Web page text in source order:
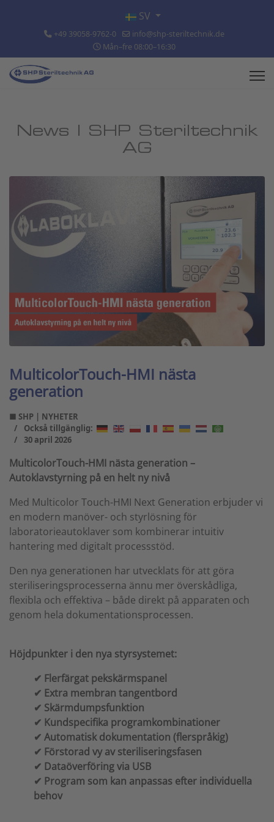
Välj ditt språk
SV
+49 39058-9762-0
info@shp-steriltechnik.de
Mån–fre 08:00–16:30
News | SHP Steriltechnik
AG
MulticolorTouch-HMI nästa
generation
■ SHP | NYHETER
Också tillgänglig:
30 april 2026
MulticolorTouch-HMI nästa generation –
Autoklavstyrning på en helt ny nivå
Med Multicolor Touch-HMI Next Generation erbjuder vi
en modern manöver- och styrlösning för
laboratorieautoklaver som kombinerar intuitiv
hantering med digitalt processstöd.
Den nya generationen har utvecklats för att göra
steriliseringsprocesserna ännu mer överskådliga,
flexibla och effektiva – både direkt på apparaten och
genom hela dokumentationsprocessen.
Höjdpunkter i den nya styrsystemet:
✔ Flerfärgat pekskärmspanel
✔ Extra membran tangentbord
✔ Skärmdumpsfunktion
✔ Kundspecifika programkombinationer
✔ Automatisk dokumentation (flerspråkig)
✔ Förstorad vy av steriliseringsfasen
✔ Dataöverföring via USB
✔ Program som kan anpassas efter individuella
behov